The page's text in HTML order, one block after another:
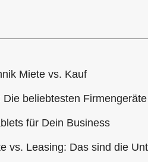
Miete vs. Kauf
Die beliebtesten
für Dein Business
vs. Leasing: Das sind die